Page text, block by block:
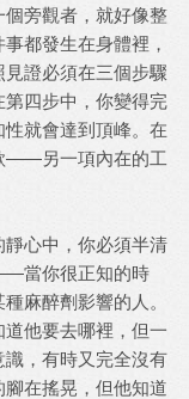
旁觀者，就好像整
都發生在身體裡，
證必須在三個步驟
四步中，你變得完
就會達到頂峰。在
——另一項內在的工
心中，你必須半清
當你很正知的時
麻醉劑影響的人。
他要去哪裡，但一
，有時又完全沒有
在搖晃，但他知道